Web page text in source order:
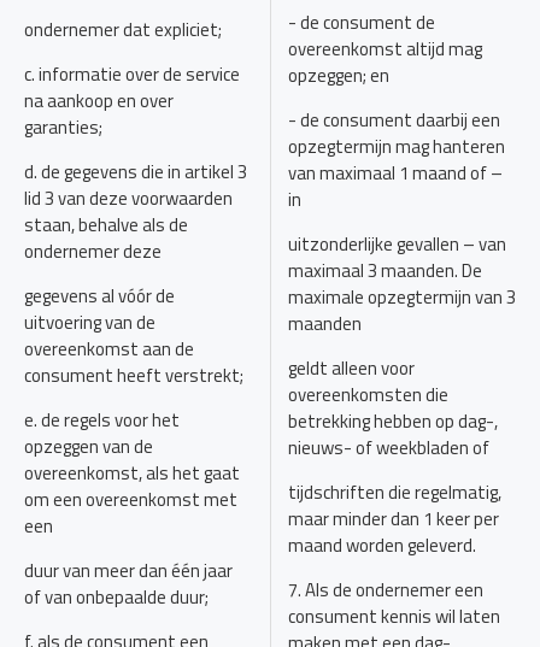
ondernemer dat expliciet;
c. informatie over de service
na aankoop en over
garanties;
d. de gegevens die in artikel 3
lid 3 van deze voorwaarden
staan, behalve als de
ondernemer deze
gegevens al vóór de
uitvoering van de
overeenkomst aan de
consument heeft verstrekt;
e. de regels voor het
opzeggen van de
overeenkomst, als het gaat
om een overeenkomst met
een
duur van meer dan één jaar
of van onbepaalde duur;
- de consument de
overeenkomst altijd mag
opzeggen; en
- de consument daarbij een
opzegtermijn mag hanteren
van maximaal 1 maand of –
in
uitzonderlijke gevallen – van
maximaal 3 maanden. De
maximale opzegtermijn van 3
maanden
geldt alleen voor
overeenkomsten die
betrekking hebben op dag-,
nieuws- of weekbladen of
tijdschriften die regelmatig,
maar minder dan 1 keer per
maand worden geleverd.
7. Als de ondernemer een
consument kennis wil laten